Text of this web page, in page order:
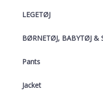
LEGETØJ
BØRNETØJ, BABYTØJ &
Pants
Jacket